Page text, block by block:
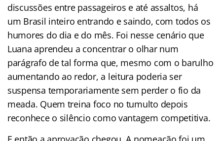
discussões entre passageiros e até assaltos, há
um Brasil inteiro entrando e saindo, com todos os
humores do dia e do mês. Foi nesse cenário que
Luana aprendeu a concentrar o olhar num
parágrafo de tal forma que, mesmo com o barulho
aumentando ao redor, a leitura poderia ser
suspensa temporariamente sem perder o fio da
meada. Quem treina foco no tumulto depois
reconhece o silêncio como vantagem competitiva.